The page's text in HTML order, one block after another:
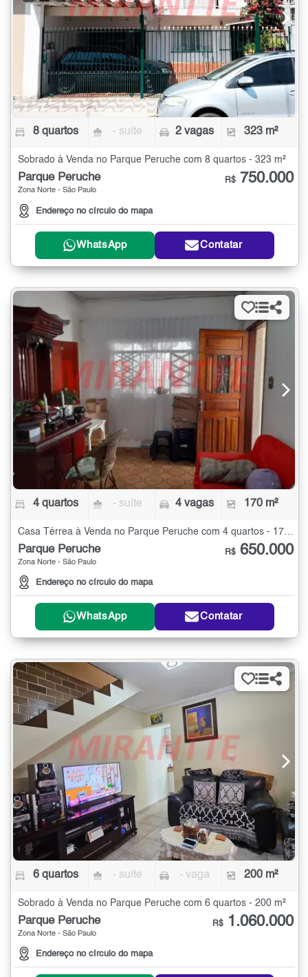
8 quartos - suíte 2 vagas 323 m²
Sobrado à Venda no Parque Peruche com 8 quartos - 323 m²
Parque Peruche
Zona Norte - São Paulo
Endereço no círculo do mapa
R$ 750.000
WhatsApp Contatar
4 quartos - suíte 4 vagas 170 m²
Parque Peruche
Zona Norte - São Paulo
Endereço no círculo do mapa
R$ 650.000
WhatsApp Contatar
6 quartos - suíte - vaga 200 m²
Sobrado à Venda no Parque Peruche com 6 quartos - 200 m²
Parque Peruche
Zona Norte - São Paulo
Endereço no círculo do mapa
R$ 1.060.000